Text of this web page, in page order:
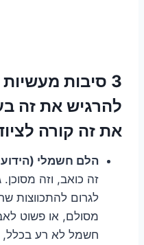
3 סיבות
להרגיש את זה
את זה קורה
הלם חשמלי
זה כואב, וזה מסוכן.
לגרום להתכווצות
מסולם, או פשוט
חשמל לא רע בכלל,